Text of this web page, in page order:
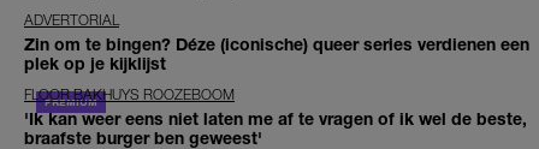
ADVERTORIAL
Zin om te bingen? Déze (iconische) queer series verdienen een
plek op je kijklijst
FLOOR BAKHUYS ROOZEBOOM
'Ik kan weer eens niet laten me af te vragen of ik wel de beste,
braafste burger ben geweest'